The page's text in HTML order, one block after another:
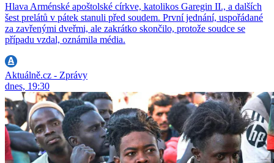
Hlava Arménské apoštolské církve, katolikos Garegin II., a dalších
šest prelátů v pátek stanuli před soudem. První jednání, uspořádané
za zavřenými dveřmi, ale zakrátko skončilo, protože soudce se
případu vzdal, oznámila média.
Aktuálně.cz - Zprávy
dnes, 19:30